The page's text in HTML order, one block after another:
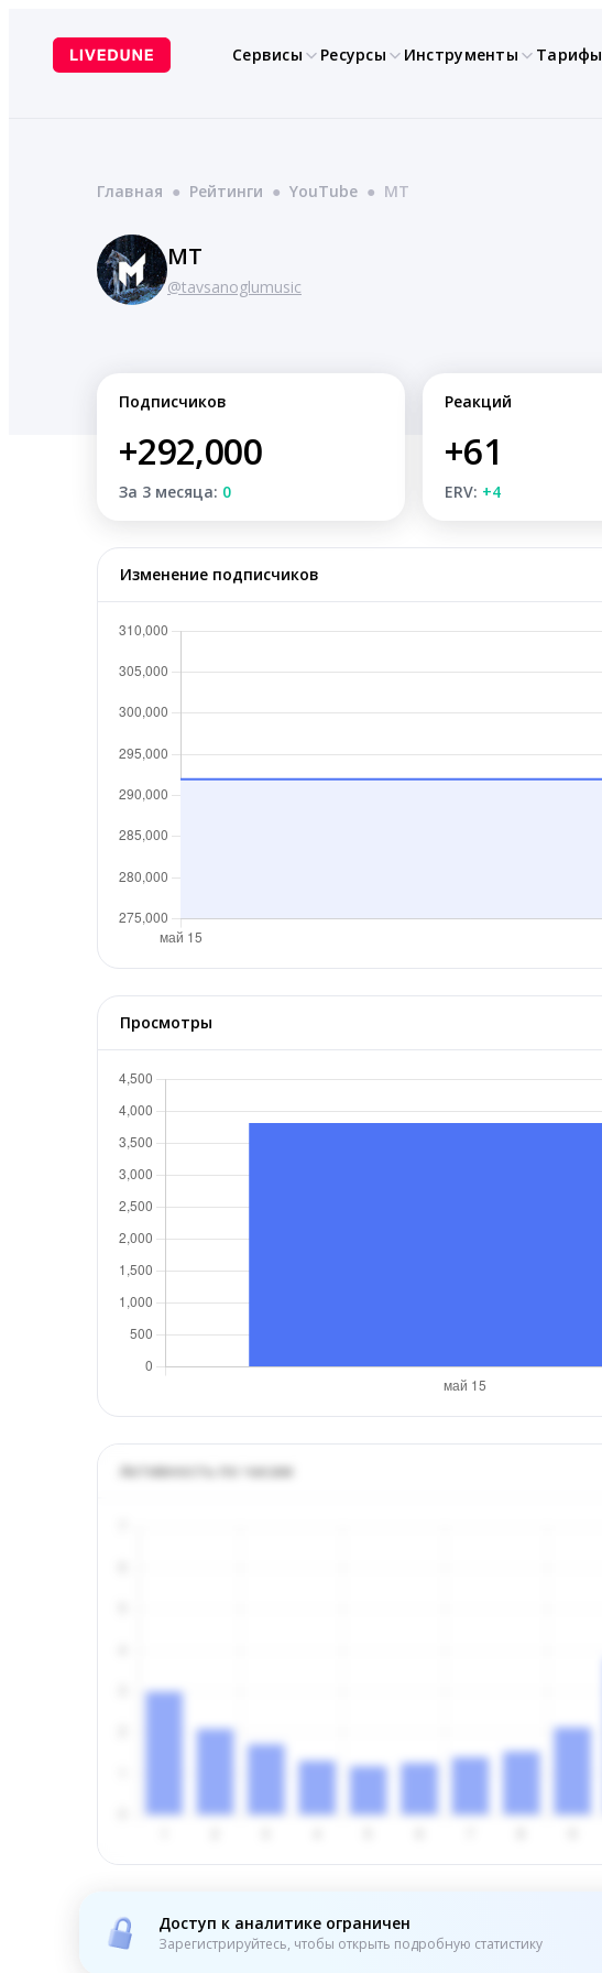
содержимому
Сервисы Ресурсы Инструменты Тарифы
Главная ● Рейтинги ● YouTube ● MT
MT
@tavsanoglumusic
Подписчиков
+292,000
За 3 месяца: 0
Реакций
+61
ERV: +4
Изменение подписчиков
Просмотры
Активность по часам
Доступ к аналитике ограничен
Зарегистрируйтесь, чтобы открыть подробную статистику